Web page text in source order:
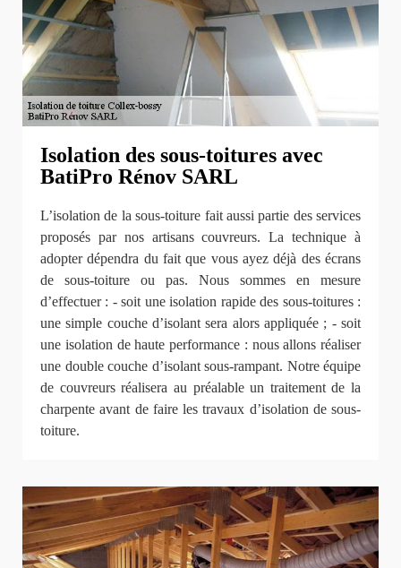
Isolation des sous-toitures avec
BatiPro Rénov SARL
L’isolation de la sous-toiture fait aussi partie des services
proposés par nos artisans couvreurs. La technique à
adopter dépendra du fait que vous ayez déjà des écrans
de sous-toiture ou pas. Nous sommes en mesure
d’effectuer : - soit une isolation rapide des sous-toitures :
une simple couche d’isolant sera alors appliquée ; - soit
une isolation de haute performance : nous allons réaliser
une double couche d’isolant sous-rampant. Notre équipe
de couvreurs réalisera au préalable un traitement de la
charpente avant de faire les travaux d’isolation de sous-
toiture.